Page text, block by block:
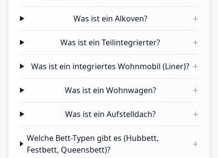
Was ist ein Alkoven? +
Was ist ein Teilintegrierter? +
Was ist ein integriertes Wohnmobil (Liner)? +
Was ist ein Wohnwagen? +
Was ist ein Aufstelldach? +
Welche Bett-Typen gibt es (Hubbett,
Festbett, Queensbett)?
+